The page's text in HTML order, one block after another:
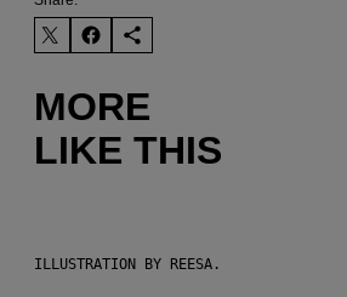
MORE
LIKE THIS
ILLUSTRATION BY REESA.